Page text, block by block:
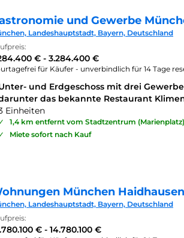
und Gewerbe
Landeshauptstadt, Bayern, Deutschland
€ - 3.284.400 €
für Käufer - unverbindlich für 14 Tage
und Erdgeschoss mit drei
das bekannte Restaurant
Einheiten
✓
1,4 km entfernt vom Stadtzentrum (Marienplatz)
✓
Miete sofort nach Kauf
München Haidhausen
Landeshauptstadt, Bayern, Deutschland
€ - 14.780.100 €